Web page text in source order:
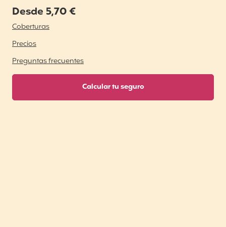
Desde 5,70 €
Coberturas
Precios
Preguntas frecuentes
Calcular tu seguro